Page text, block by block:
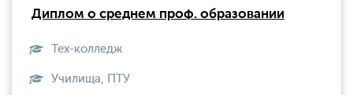
Диплом о среднем проф. образовании
Тех-колледж
Училища, ПТУ